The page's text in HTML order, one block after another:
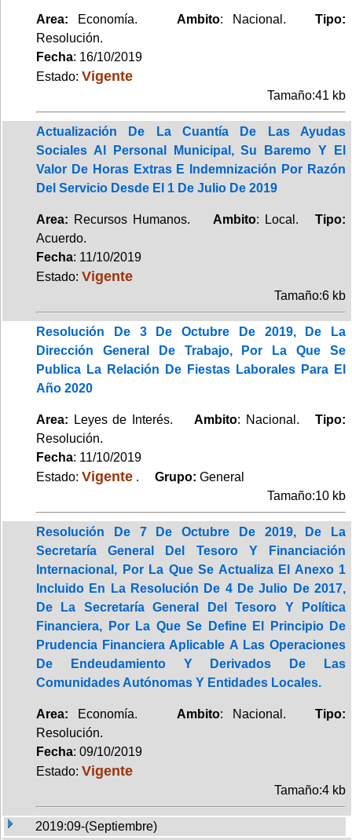
Area: Economía. Ambito: Nacional.Tipo:
Resolución.
Fecha: 16/10/2019
Estado: Vigente
Tamaño:41 kb
Actualización De La Cuantía De Las Ayudas
Sociales Al Personal Municipal, Su Baremo Y El
Valor De Horas Extras E Indemnización Por Razón
Del Servicio Desde El 1 De Julio De 2019
Area: Recursos Humanos. Ambito: Local.Tipo:
Acuerdo.
Fecha: 11/10/2019
Estado: Vigente
Tamaño:6 kb
Resolución De 3 De Octubre De 2019, De La
Dirección General De Trabajo, Por La Que Se
Publica La Relación De Fiestas Laborales Para El
Año 2020
Area: Leyes de Interés.Ambito: Nacional.Tipo:
Resolución.
Fecha: 11/10/2019
Estado: Vigente . Grupo: General
Tamaño:10 kb
Resolución De 7 De Octubre De 2019, De La
Secretaría General Del Tesoro Y Financiación
Internacional, Por La Que Se Actualiza El Anexo 1
Incluido En La Resolución De 4 De Julio De 2017,
De La Secretaría General Del Tesoro Y Política
Financiera, Por La Que Se Define El Principio De
Prudencia Financiera Aplicable A Las Operaciones
De Endeudamiento Y Derivados De Las
Comunidades Autónomas Y Entidades Locales.
Area: Economía. Ambito: Nacional.Tipo:
Resolución.
Fecha: 09/10/2019
Estado: Vigente
Tamaño:4 kb
2019:09-(Septiembre)